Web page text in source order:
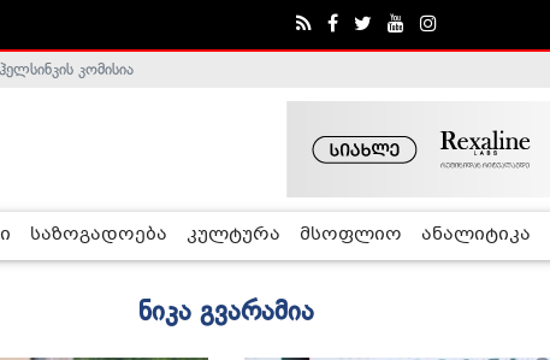
კომისია
საზოგადოება კულტურა მსოფლიო ანალიტიკა
ნიკა გვარამია